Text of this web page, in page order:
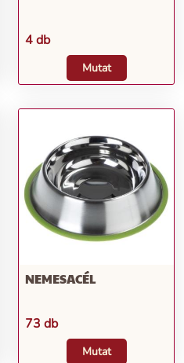
4 db
Mutat
NEMESACÉL
73 db
Mutat